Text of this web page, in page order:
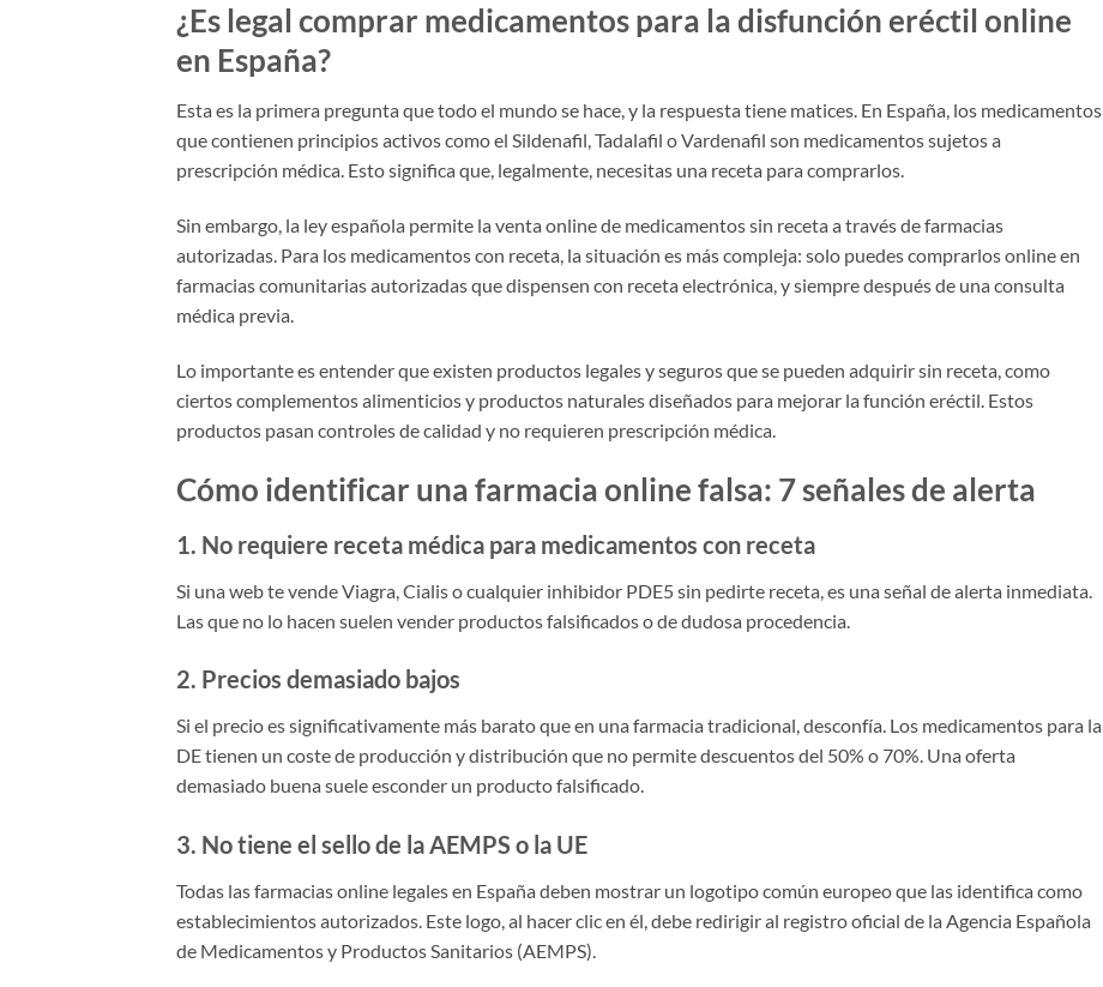
¿Es legal comprar medicamentos para la disfunción eréctil online
en España?
Esta es la primera pregunta que todo el mundo se hace, y la respuesta tiene matices. En España, los medicamentos
que contienen principios activos como el Sildenafil, Tadalafil o Vardenafil son medicamentos sujetos a
prescripción médica. Esto significa que, legalmente, necesitas una receta para comprarlos.
Sin embargo, la ley española permite la venta online de medicamentos sin receta a través de farmacias
autorizadas. Para los medicamentos con receta, la situación es más compleja: solo puedes comprarlos online en
farmacias comunitarias autorizadas que dispensen con receta electrónica, y siempre después de una consulta
médica previa.
Lo importante es entender que existen productos legales y seguros que se pueden adquirir sin receta, como
ciertos complementos alimenticios y productos naturales diseñados para mejorar la función eréctil. Estos
productos pasan controles de calidad y no requieren prescripción médica.
Cómo identificar una farmacia online falsa: 7 señales de alerta
1. No requiere receta médica para medicamentos con receta
Si una web te vende Viagra, Cialis o cualquier inhibidor PDE5 sin pedirte receta, es una señal de alerta inmediata.
Las que no lo hacen suelen vender productos falsificados o de dudosa procedencia.
2. Precios demasiado bajos
Si el precio es significativamente más barato que en una farmacia tradicional, desconfía. Los medicamentos para la
DE tienen un coste de producción y distribución que no permite descuentos del 50% o 70%. Una oferta
demasiado buena suele esconder un producto falsificado.
3. No tiene el sello de la AEMPS o la UE
Todas las farmacias online legales en España deben mostrar un logotipo común europeo que las identifica como
establecimientos autorizados. Este logo, al hacer clic en él, debe redirigir al registro oficial de la Agencia Española
de Medicamentos y Productos Sanitarios (AEMPS).